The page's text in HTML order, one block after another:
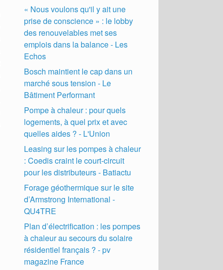
« Nous voulons qu'il y ait une
prise de conscience » : le lobby
des renouvelables met ses
emplois dans la balance - Les
Echos
Bosch maintient le cap dans un
marché sous tension - Le
Bâtiment Performant
Pompe à chaleur : pour quels
logements, à quel prix et avec
quelles aides ? - L'Union
Leasing sur les pompes à chaleur
: Coedis craint le court-circuit
pour les distributeurs - Batiactu
Forage géothermique sur le site
d’Armstrong International -
QU4TRE
Plan d’électrification : les pompes
à chaleur au secours du solaire
résidentiel français ? - pv
magazine France